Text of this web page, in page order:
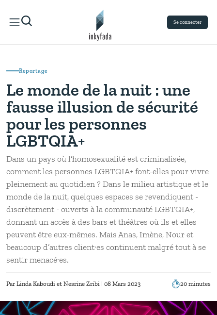
Se connecter
Reportage
Le monde de la nuit : une
fausse illusion de sécurité
pour les personnes
LGBTQIA+
Dans un pays où l’homosexualité est criminalisée,
comment les personnes LGBTQIA+ font-elles pour vivre
pleinement au quotidien ? Dans le milieu artistique et le
monde de la nuit, quelques espaces se revendiquent -
discrètement - ouverts à la communauté LGBTQIA+,
donnant un accès à des bars et théâtres où ils et elles
peuvent être eux-mêmes. Mais Anas, Imène, Nour et
beaucoup d’autres client·es continuent malgré tout à se
sentir menacé·es.
Par Linda Kaboudi Nesrine Zribi | 08 Mars 2023 20 minutes